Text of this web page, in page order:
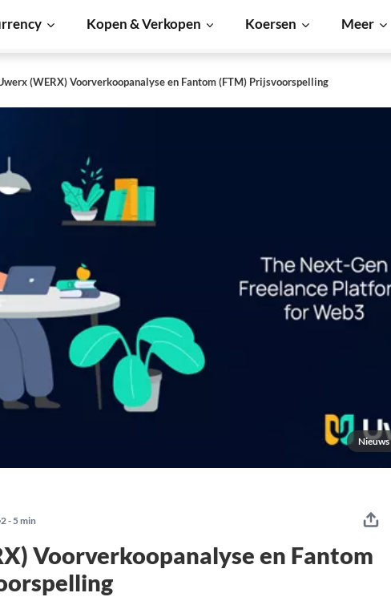
Kopen & Verkopen Koersen Meer
(WERX) Voorverkoopanalyse en Fantom (FTM) Prijsvoorspelling
Nieuws
2 - 5 min
Voorverkoopanalyse en Fantom